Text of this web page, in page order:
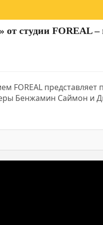
от студии FOREAL
FOREAL представляет
Бенжамин Саймон и